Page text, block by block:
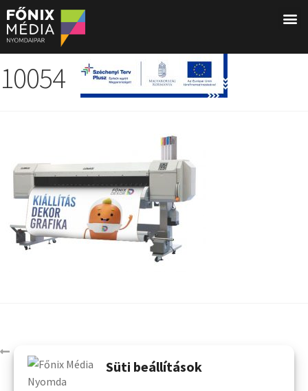
Süti beállítások
10054